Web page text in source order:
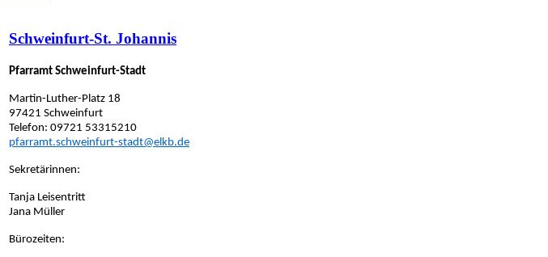
Schweinfurt-St. Johannis
Pfarramt Schweinfurt-Stadt
Martin-Luther-Platz 18
97421 Schweinfurt
Telefon: 09721 53315210
pfarramt.schweinfurt-stadt@elkb.de
Sekretärinnen:
Tanja Leisentritt
Jana Müller
Bürozeiten: